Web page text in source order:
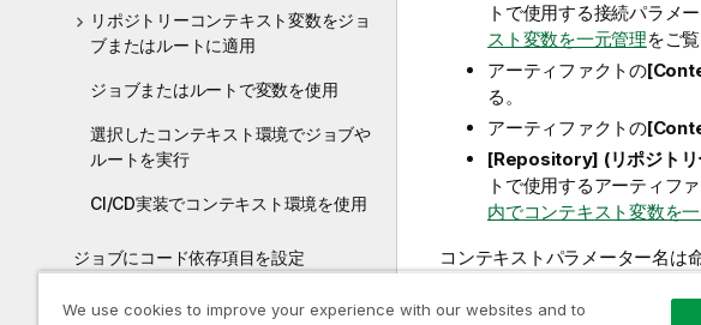
リポジトリーコンテキスト変数をジョ
ブまたはルートに適用
ジョブまたはルートで変数を使用
選択したコンテキスト環境でジョブや
ルートを実行
CI/CD実装でコンテキスト環境を使用
ジョブにコード依存項目を設定
ルートにコード依存項目を設定
トで使用する接続パラメ
スト変数を一元管理をご
アーティファクトの
る。
アーティファクトの
[Repository] (リポジトリ
トで使用するアーティフ
内でコンテキスト変数を
コンテキストパラメーター名は
情
注:Talend Management
We use cookies to improve your experience with our websites and to